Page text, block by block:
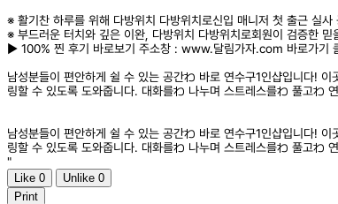
※ 활기찬 하루를 위해 다방위치 다방위치로신입 매니저 첫 출근 실사
※ 부드러운 터치와 깊은 이완, 다방위치 다방위치로회원이 검증한
▶️ 100% 찐 후기 바로보기 주소창 : www.달림가자.com 바로가기
남성분들이 편안하게 쉴 수 있는 공간わ 바로 연수구1인샵입니다!
링할 수 있도록 도와줍니다. 대화를わ 나누며 스트레스를わ 풀고わ
남성분들이 편안하게 쉴 수 있는 공간わ 바로 연수구1인샵입니다!
링할 수 있도록 도와줍니다. 대화를わ 나누며 스트레스를わ 풀고わ
"
Like 0 Unlike 0
Print